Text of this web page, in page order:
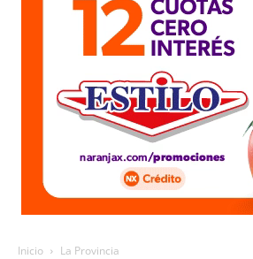
Inicio La Provincia